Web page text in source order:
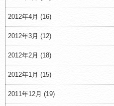
2012年4月 (16)
2012年3月 (12)
2012年2月 (18)
2012年1月 (15)
2011年12月 (19)